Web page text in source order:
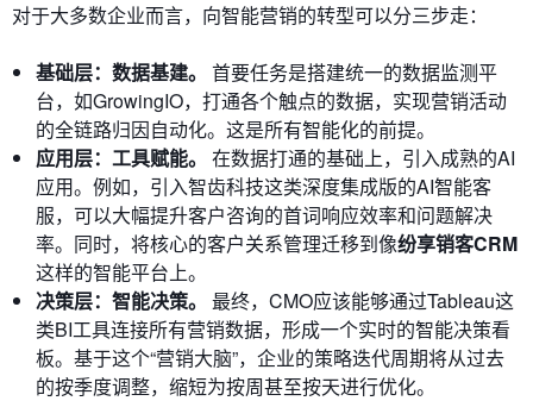
对于大多数企业而言，向智能营销的转型可以分三步走：
基础层：数据基建。 首要任务是搭建统一的数据监测平
台，如GrowingIO，打通各个触点的数据，实现营销活动
的全链路归因自动化。这是所有智能化的前提。
应用层：工具赋能。 在数据打通的基础上，引入成熟的AI
应用。例如，引入智齿科技这类深度集成版的AI智能客
服，可以大幅提升客户咨询的首词响应效率和问题解决
率。同时，将核心的客户关系管理迁移到像纷享销客CRM
这样的智能平台上。
决策层：智能决策。 最终，CMO应该能够通过Tableau这
类BI工具连接所有营销数据，形成一个实时的智能决策看
板。基于这个“营销大脑”，企业的策略迭代周期将从过去
的按季度调整，缩短为按周甚至按天进行优化。